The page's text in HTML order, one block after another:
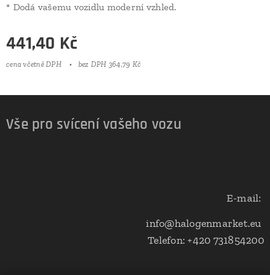
* Dodá vašemu vozidlu moderní vzhled.
441,40 Kč
cena včetně DPH bez DPH 364,79 Kč
Vše pro svícení vašeho vozu
E-mail:
info@halogenmarket.eu
Telefon: +420 731854200